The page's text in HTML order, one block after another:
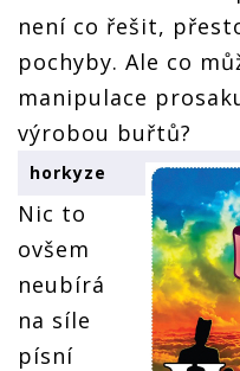
není co řešit,
pochyby. Ale co
manipulace
výrobou buřtů?
horkyze
Nic to
ovšem
neubírá
na síle
písní